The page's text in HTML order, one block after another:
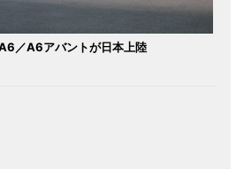
／A6アバントが日本上陸